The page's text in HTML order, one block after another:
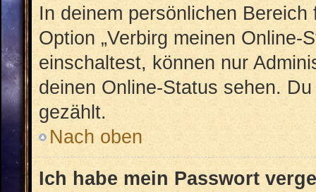
In deinem persönlichen
Option „Verbirg meinen Online-
einschaltest, können nur
deinen Online-Status sehen.
gezählt.
Nach oben
Ich habe mein Passwort